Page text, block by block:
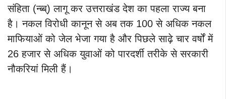
संहिता (न्ब्ब्) लागू कर उत्तराखंड देश का पहला राज्य बना
है। नकल विरोधी कानून से अब तक 100 से अधिक नकल
माफियाओं को जेल भेजा गया है और पिछले साढ़े चार वर्षों में
26 हजार से अधिक युवाओं को पारदर्शी तरीके से सरकारी
नौकरियां मिली हैं।